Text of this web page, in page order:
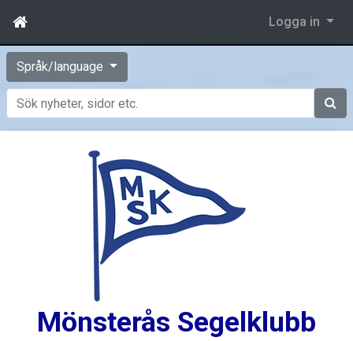
Logga in
Språk/language
Sök
Mönsterås Segelklubb